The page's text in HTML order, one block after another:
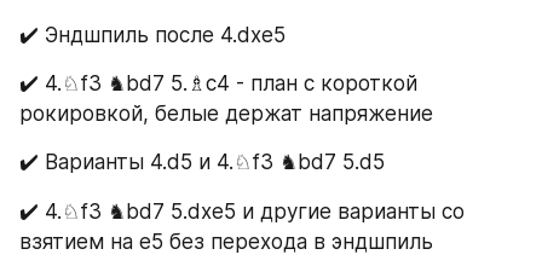
✔️ Эндшпиль после 4.dxe5
✔️ 4.♘f3 ♞bd7 5.♗c4 - план с короткой
рокировкой, белые держат напряжение
✔️ Варианты 4.d5 и 4.♘f3 ♞bd7 5.d5
✔️ 4.♘f3 ♞bd7 5.dxe5 и другие варианты со
взятием на е5 без перехода в эндшпиль